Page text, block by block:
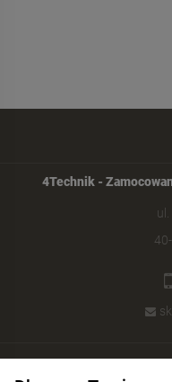
4Technik -